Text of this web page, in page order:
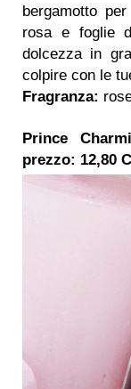
bergamotto
rosa e foglie
dolcezza in
colpire con le
Fragranza:
Prince
prezzo: 12,80